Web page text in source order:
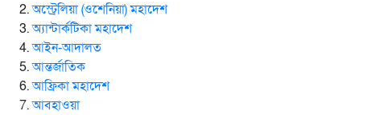
অস্ট্রেলিয়া (ওশেনিয়া) মহাদেশ
অ্যান্টার্কটিকা মহাদেশ
আইন-আদালত
আন্তর্জাতিক
আফ্রিকা মহাদেশ
আবহাওয়া